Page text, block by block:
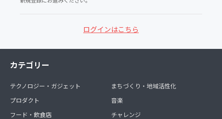
ログインはこちら
カテゴリー
テクノロジー・ガジェット
プロダクト
フード・飲食店
まちづくり・地域活性化
音楽
チャレンジ